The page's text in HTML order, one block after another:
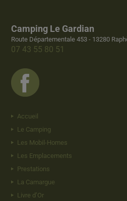
Camping Le Gardian
Route Départementale 453 - 13280
07 43 55 80 51
Accueil
Le Camping
Les Mobil-Homes
Les Emplacements
Prestations
La Camargue
Livre d’Or